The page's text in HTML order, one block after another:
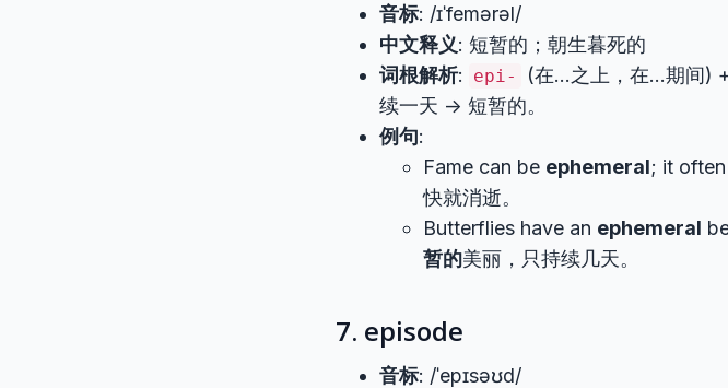
音标: /ɪˈfemərəl/
中文释义: 短暂的；朝生暮死的
词根解析: epi- (在…之上，在…期间) +
续一天 -> 短暂的。
例句:
Fame can be ephemeral; it
快就消逝。
Butterflies have an ephemeral
暂的美丽，只持续几天。
7. episode
音标: /ˈepɪsəʊd/